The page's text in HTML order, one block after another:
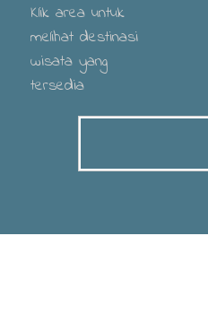
Klik area untuk
melihat destinasi
wisata yang
tersedia